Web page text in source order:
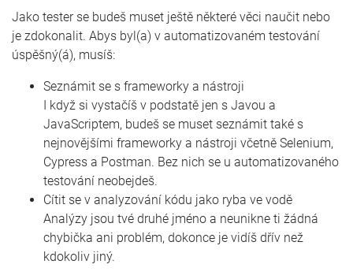
Jako tester se budeš muset ještě některé věci naučit nebo
je zdokonalit. Abys byl(a) v automatizovaném testování
úspěšný(á), musíš:
Seznámit se s frameworky a nástroji
I když si vystačíš v podstatě jen s Javou a
JavaScriptem, budeš se muset seznámit také s
nejnovějšími frameworky a nástroji včetně Selenium,
Cypress a Postman. Bez nich se u automatizovaného
testování neobejdeš.
Cítit se v analyzování kódu jako ryba ve vodě
Analýzy jsou tvé druhé jméno a neunikne ti žádná
chybička ani problém, dokonce je vidíš dřív než
kdokoliv jiný.